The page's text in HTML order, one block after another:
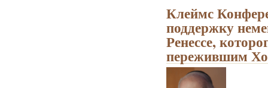
Клеймс
поддержку
Ренессе,
пережившим